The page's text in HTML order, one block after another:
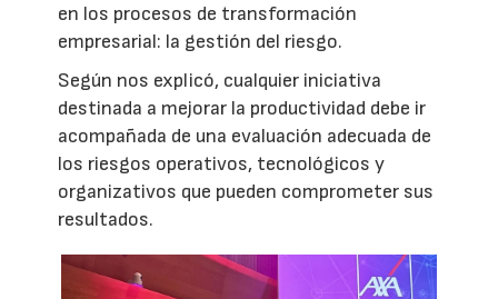
en los procesos de transformación
empresarial: la gestión del riesgo.
Según nos explicó, cualquier iniciativa
destinada a mejorar la productividad debe ir
acompañada de una evaluación adecuada de
los riesgos operativos, tecnológicos y
organizativos que pueden comprometer sus
resultados.